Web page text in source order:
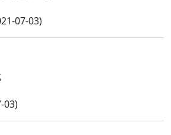
07-03)
03)